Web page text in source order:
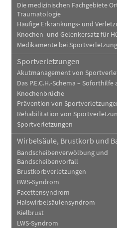
Die medizinischen Fachgebiete
Traumatologie
Häufige Erkrankungs- und
Knochen- und Gelenkersatz für
Medikamente bei
Sportverletzungen
Akutmanagement von
Das P.E.C.H.-Schema –
Knochenbrüche
Prävention von
Rehabilitation von
Sportverletzungen
Wirbelsäule, Brustkorb und
Bandscheibenverwölbung und
Bandscheibenvorfall
Brustkorbverletzungen
BWS-Syndrom
Facettensyndrom
Halswirbelsäulensyndrom
Kielbrust
LWS-Syndrom